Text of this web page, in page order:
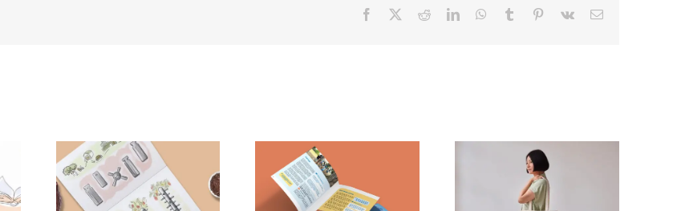
Facebook RedditLinkedInWhatsApp
Tumblr Pinterest
Vk Email